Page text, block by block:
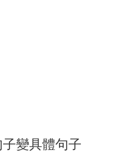
變具體句子